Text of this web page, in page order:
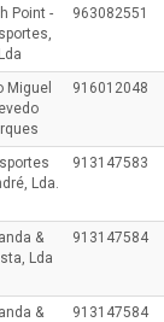
Point -
Lda
963082551
Miguel
916012048
Lda.
913147583
&
Lda
913147584
&
913147584